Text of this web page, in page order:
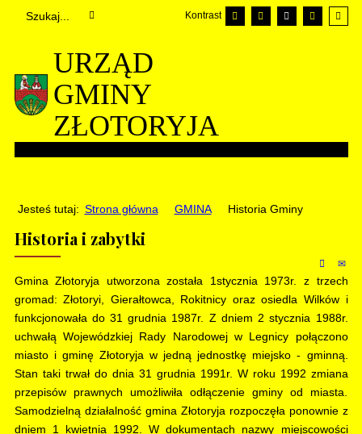
Kontrast
URZĄD
GMINY
ZŁOTORYJA
Jesteś tutaj: Strona główna GMINA Historia Gminy
Historia i zabytki
Gmina Złotoryja utworzona została 1stycznia 1973r. z trzech
gromad: Złotoryi, Gierałtowca, Rokitnicy oraz osiedla Wilków i
funkcjonowała do 31 grudnia 1987r. Z dniem 2 stycznia 1988r.
uchwałą Wojewódzkiej Rady Narodowej w Legnicy połączono
miasto i gminę Złotoryja w jedną jednostkę miejsko - gminną.
Stan taki trwał do dnia 31 grudnia 1991r. W roku 1992 zmiana
przepisów prawnych umożliwiła odłączenie gminy od miasta.
Samodzielną działalność gmina Złotoryja rozpoczęła ponownie z
dniem 1 kwietnia 1992. W dokumentach nazwy miejscowości